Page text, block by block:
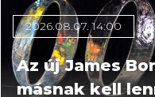
2026.08.07. 14:00
Az új James
másnak kell